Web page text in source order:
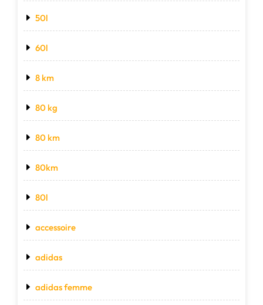
50l
60l
8 km
80 kg
80 km
80km
80l
accessoire
adidas
adidas femme